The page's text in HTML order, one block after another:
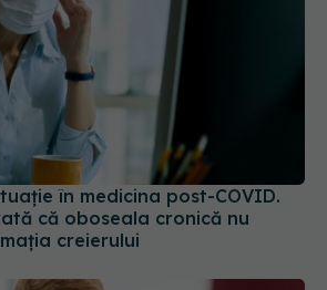
în medicina post-COVID.
că oboseala cronică nu
creierului